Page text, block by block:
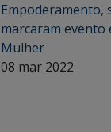
Empoderamento,
marcaram evento
Mulher
08 mar 2022